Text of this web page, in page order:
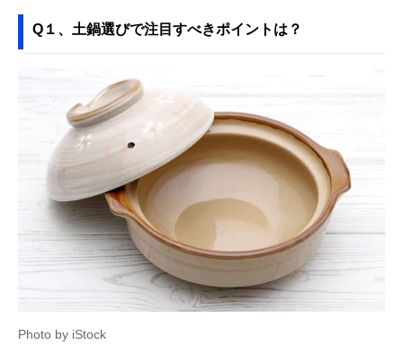
Q１、土鍋選びで注目すべきポイントは？
Photo by iStock